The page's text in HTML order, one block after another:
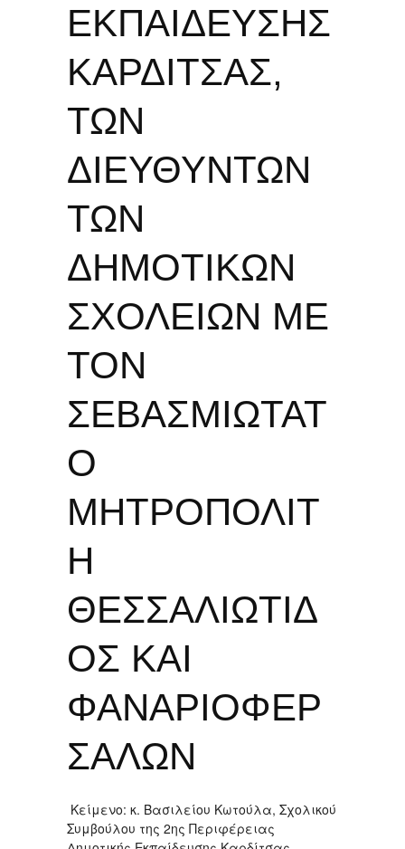
ΕΚΠΑΙΔΕΥΣΗΣ
ΚΑΡΔΙΤΣΑΣ,
ΤΩΝ
ΔΙΕΥΘΥΝΤΩΝ
ΤΩΝ
ΔΗΜΟΤΙΚΩΝ
ΣΧΟΛΕΙΩΝ ΜΕ
ΤΟΝ
ΣΕΒΑΣΜΙΩΤΑΤ
Ο
ΜΗΤΡΟΠΟΛΙΤ
Η
ΘΕΣΣΑΛΙΩΤΙΔ
ΟΣ ΚΑΙ
ΦΑΝΑΡΙΟΦΕΡ
ΣΑΛΩΝ
Κείμενο: κ. Βασιλείου Κωτούλα, Σχολικού
Συμβούλου της 2ης Περιφέρειας